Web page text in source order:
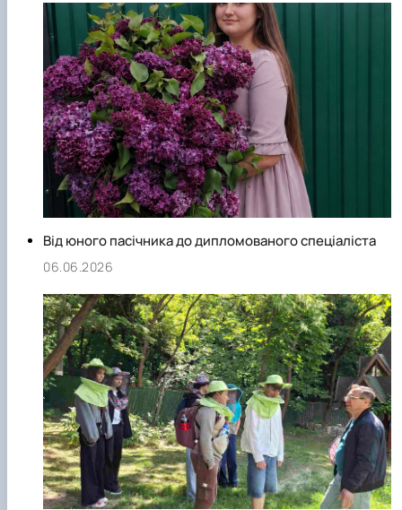
Від юного пасічника до дипломованого спеціаліста
06.06.2026